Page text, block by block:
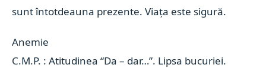
sunt întotdeauna prezente. Viața este sigură.
Anemie
C.M.P. : Atitudinea “Da – dar…”. Lipsa bucuriei.